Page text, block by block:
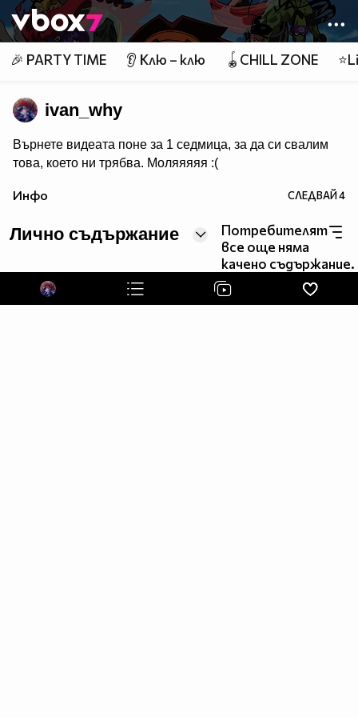
Member of
👾
🎉 PARTY TIME 👂 Клю – клю 🪀CHILL ZONE
ivan_why
Върнете видеата поне за 1 седмица, за да си свалим
това, което ни трябва. Mоляяяяя :(
Инфо СЛЕДВАЙ4
Лично съдържание
Потребителят
все още няма
качено съдържание.